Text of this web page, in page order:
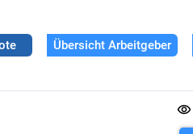
Übersicht Arbeitgeber